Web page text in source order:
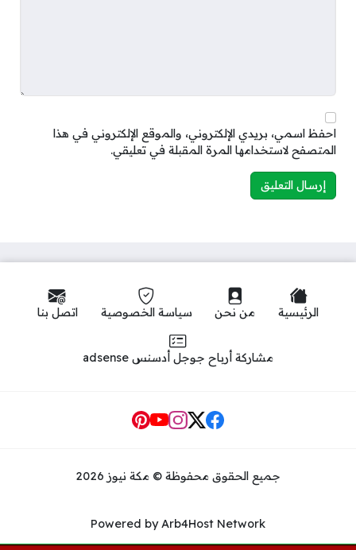
احفظ اسمي، بريدي الإلكتروني، والموقع الإلكتروني في هذا
المتصفح لاستخدامها المرة المقبلة في تعليقي.
الرئيسية من نحن سياسة الخصوصية اتصل بنا
مشاركة أرباح جوجل أدسنس adsense
Social Links
جميع الحقوق محفوظة © مكة نيوز 2026
Powered by Arb4Host Network